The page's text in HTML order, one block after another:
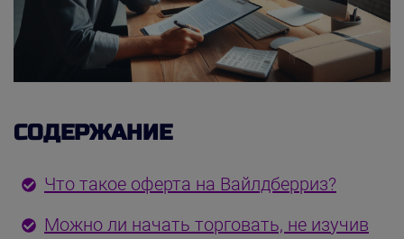
СОДЕРЖАНИЕ
Что такое оферта на Вайлдберриз?
Можно ли начать торговать, не изучив